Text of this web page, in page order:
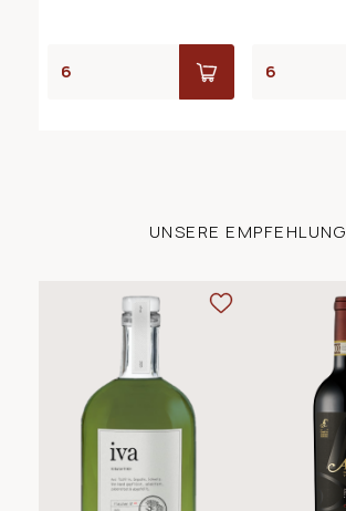
UNSERE EMPFEHLUNG